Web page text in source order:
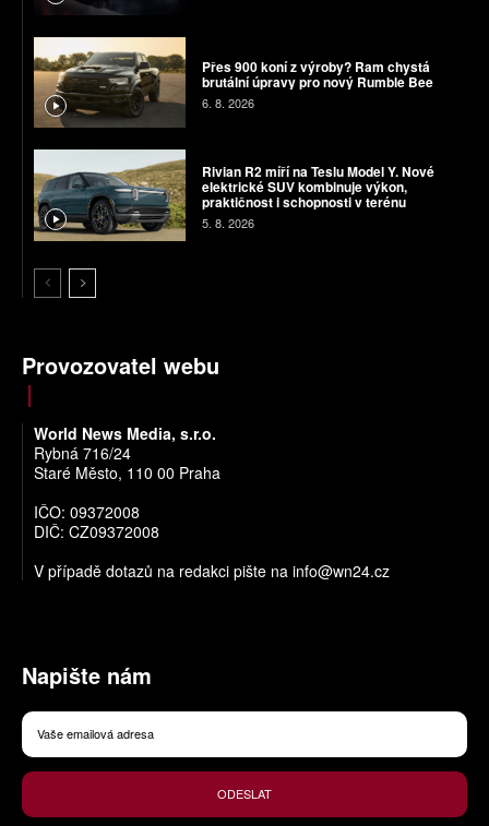
Přes 900 koní z výroby? Ram chystá
brutální úpravy pro nový Rumble Bee
6. 8. 2026
Rivian R2 míří na Teslu Model Y. Nové
elektrické SUV kombinuje výkon,
praktičnost i schopnosti v terénu
5. 8. 2026
Provozovatel webu
World News Media, s.r.o.
Rybná 716/24
Staré Město, 110 00 Praha
IČO: 09372008
DIČ: CZ09372008
V případě dotazů na redakci pište na info@wn24.cz
Napište nám
ODESLAT